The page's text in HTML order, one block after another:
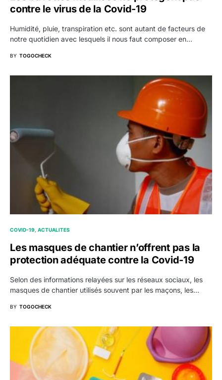
contre le virus de la Covid-19
Humidité, pluie, transpiration etc. sont autant de facteurs de
notre quotidien avec lesquels il nous faut composer en…
BY TOGOCHECK
COVID-19 ACTUALITES
Les masques de chantier n’offrent pas la
protection adéquate contre la Covid-19
Selon des informations relayées sur les réseaux sociaux, les
masques de chantier utilisés souvent par les maçons, les…
BY TOGOCHECK